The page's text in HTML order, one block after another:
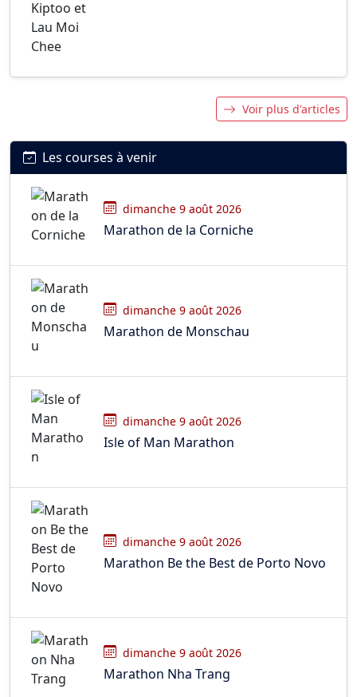
Voir plus d'articles
Les courses à venir
dimanche 9 août 2026
Marathon de la Corniche
dimanche 9 août 2026
Marathon de Monschau
dimanche 9 août 2026
Isle of Man Marathon
dimanche 9 août 2026
Marathon Be the Best de Porto Novo
dimanche 9 août 2026
Marathon Nha Trang